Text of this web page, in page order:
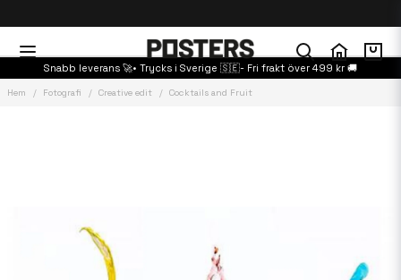
Snabb leverans 🚀• Trycks i Sverige 🇸🇪- Fri frakt över 499 kr 🚚
Hem Fotografi Creative edit Cocktails and Fruit